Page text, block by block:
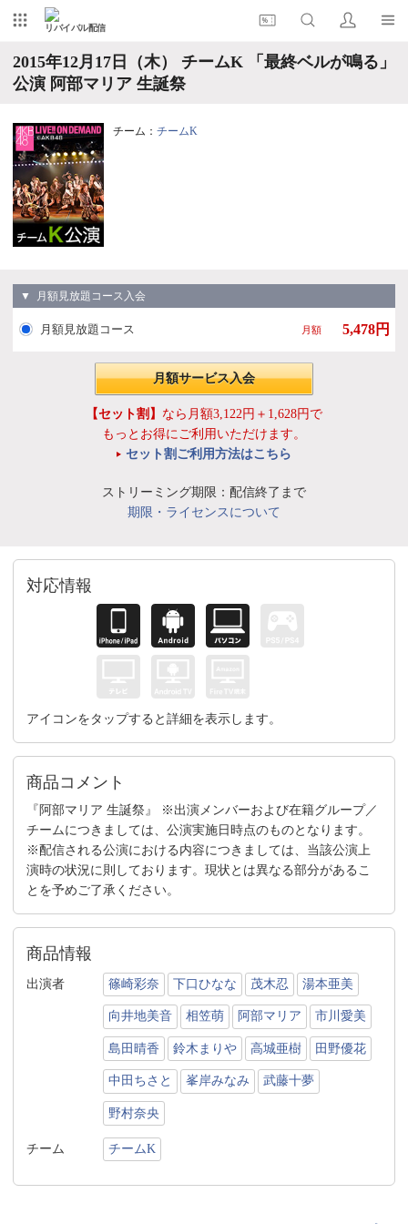
リバイバル配信
2015年12月17日（木） チームK 「最終ベルが鳴る」
公演 阿部マリア 生誕祭
チーム： チームK
▼ 月額見放題コース入会
月額見放題コース 月額 5,478円
月額サービス入会
【セット割】 なら月額3,122円＋1,628円で
もっとお得にご利用いただけます。
セット割ご利用方法はこちら
ストリーミング期限：配信終了まで
期限・ライセンスについて
対応情報
アイコンをタップすると詳細を表示します。
商品コメント
『阿部マリア 生誕祭』 ※出演メンバーおよび在籍グループ／
チームにつきましては、公演実施日時点のものとなります。
※配信される公演における内容につきましては、当該公演上
演時の状況に則しております。現状とは異なる部分があるこ
とを予めご了承ください。
商品情報
出演者 篠崎彩奈 下口ひなな 茂木忍 湯本亜美
向井地美音 相笠萌 阿部マリア 市川愛美
島田晴香 鈴木まりや 高城亜樹 田野優花
中田ちさと 峯岸みなみ 武藤十夢
野村奈央
チーム チームK